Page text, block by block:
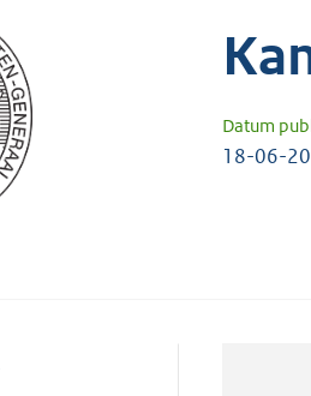
Datum
18-06-